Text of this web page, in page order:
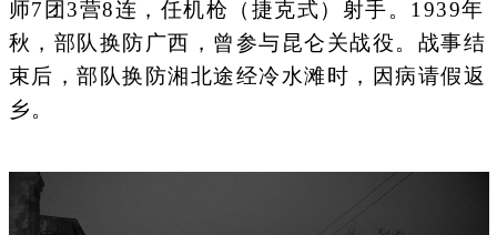
师7团3营8连，任机枪（捷克式）射手。1939年
秋，部队换防广西，曾参与昆仑关战役。战事结
束后，部队换防湘北途经冷水滩时，因病请假返
乡。